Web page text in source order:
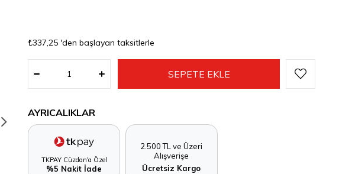
₺337,25 'den başlayan taksitlerle
AYRICALIKLAR
TKPAY Cüzdan'a Özel
%5 Nakit İade
2.500 TL ve Üzeri
Alışverişe
Ücretsiz Kargo